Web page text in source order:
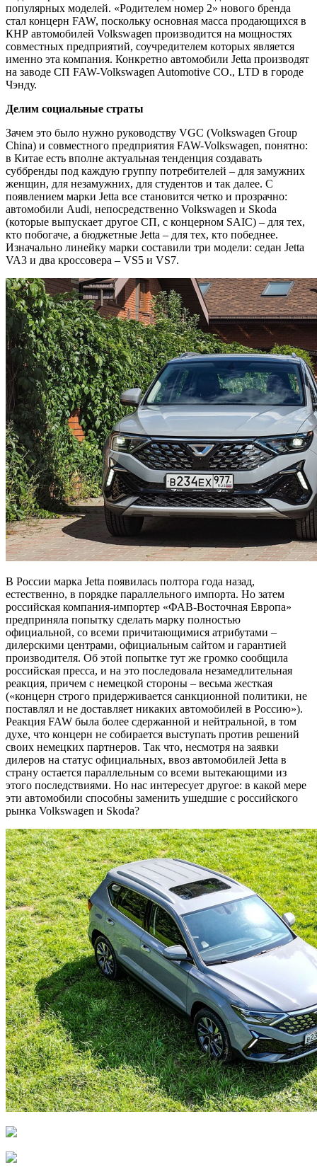
популярных моделей. «Родителем номер 2» нового бренда
стал концерн FAW, поскольку основная масса продающихся в
КНР автомобилей Volkswagen производится на мощностях
совместных предприятий, соучредителем которых является
именно эта компания. Конкретно автомобили Jetta производят
на заводе СП FAW-Volkswagen Automotive CO., LTD в городе
Чэнду.
Делим социальные страты
Зачем это было нужно руководству VGC (Volkswagen Group
China) и совместного предприятия FAW-Volkswagen, понятно:
в Китае есть вполне актуальная тенденция создавать
суббренды под каждую группу потребителей – для замужних
женщин, для незамужних, для студентов и так далее. С
появлением марки Jetta все становится четко и прозрачно:
автомобили Audi, непосредственно Volkswagen и Skoda
(которые выпускает другое СП, с концерном SAIC) – для тех,
кто побогаче, а бюджетные Jetta – для тех, кто победнее.
Изначально линейку марки составили три модели: седан Jetta
VA3 и два кроссовера – VS5 и VS7.
В России марка Jetta появилась полтора года назад,
естественно, в порядке параллельного импорта. Но затем
российская компания-импортер «ФАВ-Восточная Европа»
предприняла попытку сделать марку полностью
официальной, со всеми причитающимися атрибутами –
дилерскими центрами, официальным сайтом и гарантией
производителя. Об этой попытке тут же громко сообщила
российская пресса, и на это последовала незамедлительная
реакция, причем с немецкой стороны – весьма жесткая
(«концерн строго придерживается санкционной политики, не
поставлял и не доставляет никаких автомобилей в Россию»).
Реакция FAW была более сдержанной и нейтральной, в том
духе, что концерн не собирается выступать против решений
своих немецких партнеров. Так что, несмотря на заявки
дилеров на статус официальных, ввоз автомобилей Jetta в
страну остается параллельным со всеми вытекающими из
этого последствиями. Но нас интересует другое: в какой мере
эти автомобили способны заменить ушедшие с российского
рынка Volkswagen и Skoda?